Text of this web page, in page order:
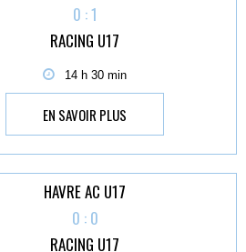
0 : 1
RACING U17
14 h 30 min
EN SAVOIR PLUS
HAVRE AC U17
0 : 0
RACING U17